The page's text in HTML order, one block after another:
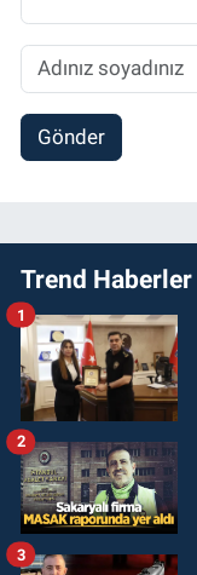
Gönder
Trend Haberler
1
2
3